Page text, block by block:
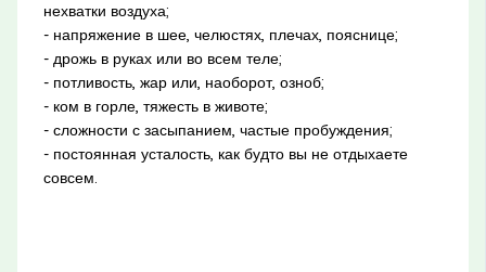
нехватки воздуха;
- напряжение в шее, челюстях, плечах, пояснице;
- дрожь в руках или во всем теле;
- потливость, жар или, наоборот, озноб;
- ком в горле, тяжесть в животе;
- сложности с засыпанием, частые пробуждения;
- постоянная усталость, как будто вы не отдыхаете
совсем.